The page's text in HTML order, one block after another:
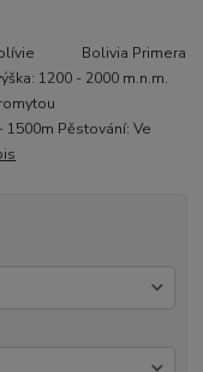
Bolívie Bolivia Primera
1200 - 2000 m.n.m.
Pěstování: Ve